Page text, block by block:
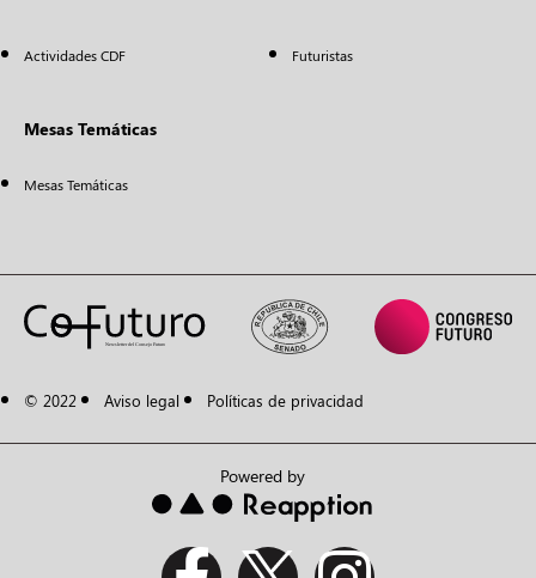
Actividades CDF Futuristas
Mesas Temáticas
Mesas Temáticas
© 2022 Aviso legal Políticas de privacidad
Powered by